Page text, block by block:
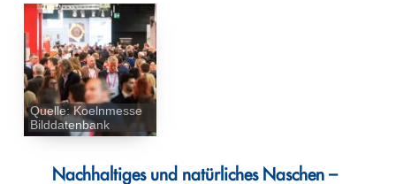
Quelle: Koelnmesse
Bilddatenbank
Nachhaltiges und natürliches Naschen –